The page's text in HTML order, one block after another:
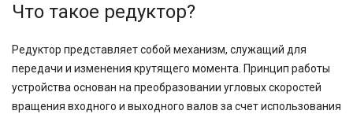
Что такое редуктор?
Редуктор представляет собой механизм, служащий для
передачи и изменения крутящего момента. Принцип работы
устройства основан на преобразовании угловых скоростей
вращения входного и выходного валов за счет использования